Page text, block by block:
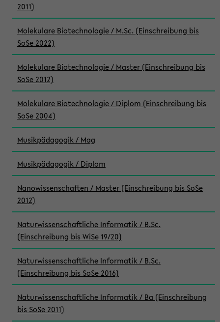
2011)
Molekulare Biotechnologie / M.Sc. (Einschreibung bis
SoSe 2022)
Molekulare Biotechnologie / Master (Einschreibung bis
SoSe 2012)
Molekulare Biotechnologie / Diplom (Einschreibung bis
SoSe 2004)
Musikpädagogik / Mag
Musikpädagogik / Diplom
Nanowissenschaften / Master (Einschreibung bis SoSe
2012)
Naturwissenschaftliche Informatik / B.Sc.
(Einschreibung bis WiSe 19/20)
Naturwissenschaftliche Informatik / B.Sc.
(Einschreibung bis SoSe 2016)
Naturwissenschaftliche Informatik / Ba (Einschreibung
bis SoSe 2011)